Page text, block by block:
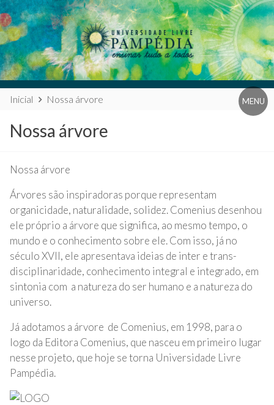
Blog
Universidade
Pampédia
MENU
Inicial Nossa árvore
Nossa árvore
Nossa árvore
Árvores são inspiradoras porque representam
organicidade, naturalidade, solidez. Comenius desenhou
ele próprio a árvore que significa, ao mesmo tempo, o
mundo e o conhecimento sobre ele. Com isso, já no
século XVII, ele apresentava ideias de inter e trans-
disciplinaridade, conhecimento integral e integrado, em
sintonia com a natureza do ser humano e a natureza do
universo.
Já adotamos a árvore de Comenius, em 1998, para o
logo da Editora Comenius, que nasceu em primeiro lugar
nesse projeto, que hoje se torna Universidade Livre
Pampédia.